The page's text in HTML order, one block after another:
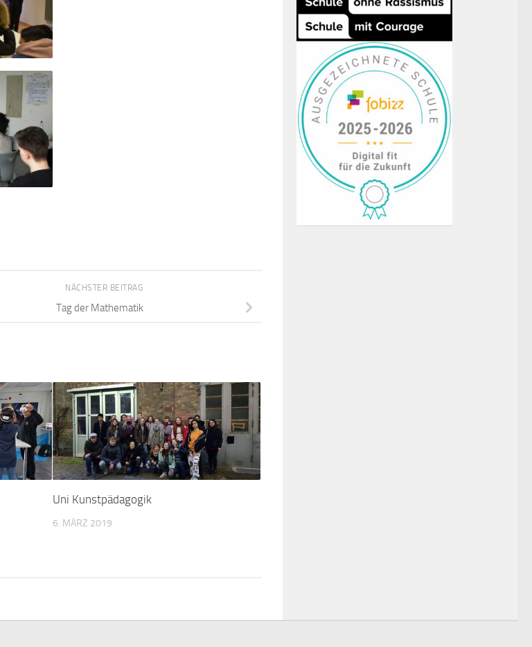
NÄCHSTER BEITRAG
Tag der Mathematik
Uni Kunstpädagogik
6. MÄRZ 2019